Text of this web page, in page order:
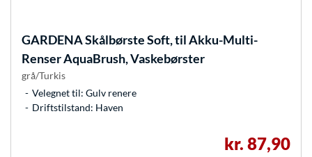
GARDENASkålbørste Soft, til Akku-Multi-
Renser AquaBrush, Vaskebørster
grå/Turkis
Velegnet til: Gulv renere
Driftstilstand: Haven
kr. 87,90